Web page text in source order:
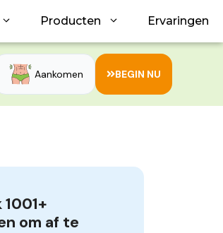
Producten Ervaringen
Aankomen BEGIN NU
om af te